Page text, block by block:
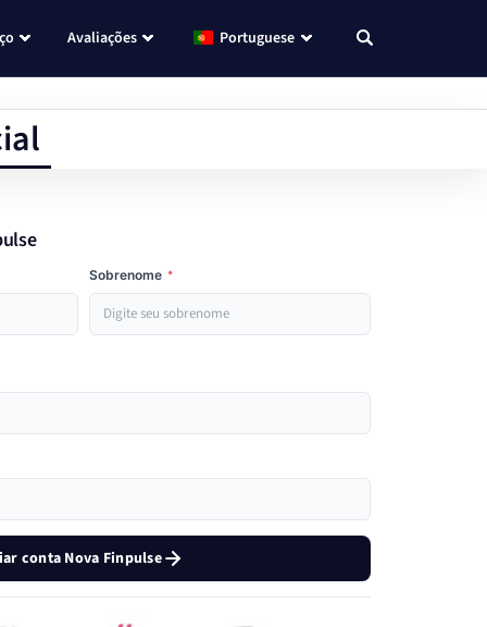
Avaliações Portuguese
Sobrenome *
conta Nova Finpulse